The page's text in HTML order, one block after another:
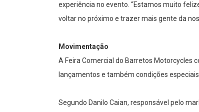
experiência no evento. “Estamos muito
voltar no próximo e trazer mais gente da
Movimentação
A Feira Comercial do Barretos Motorcycles
lançamentos e também condições
Segundo Danilo Caian, responsável pelo